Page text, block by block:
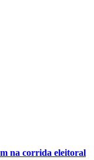
na corrida eleitoral